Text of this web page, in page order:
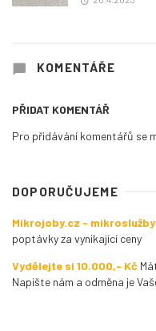
KOMENTÁŘE
PŘIDAT KOMENTÁŘ
Pro přidávání komentářů se
DOPORUČUJEME
Mikrojoby.cz - mikroslužby
poptávky za vynikající ceny
Vydělejte si 10.000,- Kč
Napište nám a odměna je